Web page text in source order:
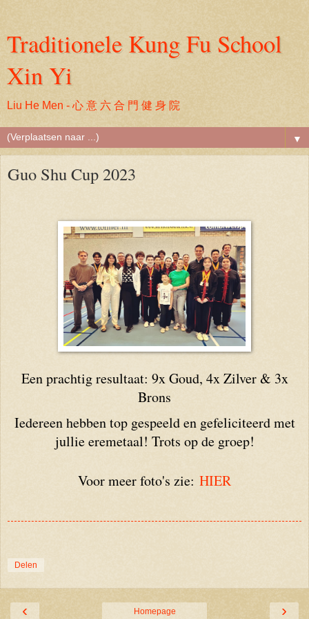
Traditionele Kung Fu School
Xin Yi
Liu He Men - 心 意 六 合 門 健 身 院
▼
Guo Shu Cup 2023
Een prachtig resultaat: 9x Goud, 4x Zilver & 3x
Brons
Iedereen hebben top gespeeld en gefeliciteerd met
jullie eremetaal! Trots op de groep!
Voor meer foto's zie: HIER
Delen
‹ ›
Homepage